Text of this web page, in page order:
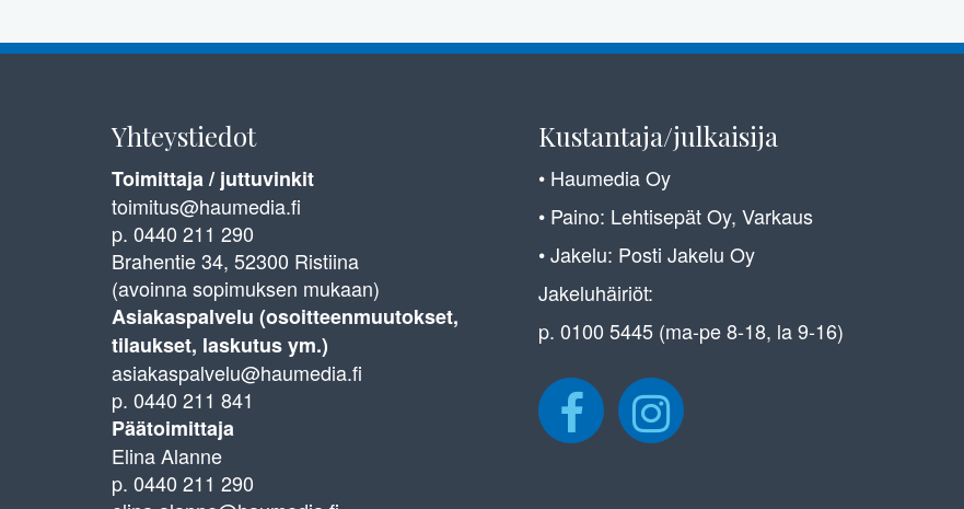
Yhteystiedot
Toimittaja / juttuvinkit
toimitus@haumedia.fi
p. 0440 211 290
Brahentie 34, 52300 Ristiina
(avoinna sopimuksen mukaan)
Asiakaspalvelu (osoitteenmuutokset,
tilaukset, laskutus ym.)
asiakaspalvelu@haumedia.fi
p. 0440 211 841
Päätoimittaja
Elina Alanne
p. 0440 211 290
Kustantaja/julkaisija
• Haumedia Oy
• Paino: Lehtisepät Oy, Varkaus
• Jakelu: Posti Jakelu Oy
Jakeluhäiriöt:
p. 0100 5445 (ma-pe 8-18, la 9-16)